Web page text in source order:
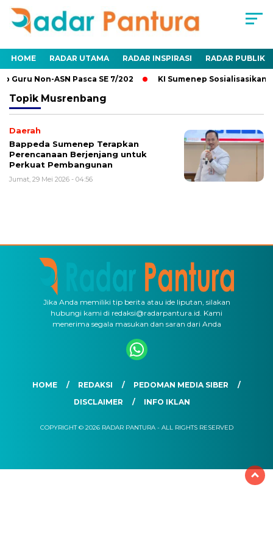
HOME RADAR UTAMA RADAR INSPIRASI RADAR PUBLIK
Non-ASN Pasca SE 7/202 KI Sumenep Sosialisasikan
Topik Musrenbang
Daerah
Bappeda Sumenep Terapkan
Perencanaan Berjenjang untuk
Perkuat Pembangunan
Jumat, 29 Mei 2026 - 04:56
Jika Anda memiliki tip berita atau ide liputan, silakan
hubungi kami di redaksi@radarpantura.id. Kami
menerima segala masukan dan saran dari Anda
HOME REDAKSI
PEDOMAN MEDIA SIBER
DISCLAIMER
INFO IKLAN
COPYRIGHT © 2026 RADAR PANTURA - ALL RIGHTS RESERVED